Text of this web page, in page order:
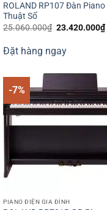
ROLAND RP107 Đàn Piano
Thuật Số
25.060.000₫ Giá
25.060.000₫.
23.420.000₫
Đặt hàng ngay
-7%
PIANO ĐIỆN GIA ĐÌNH